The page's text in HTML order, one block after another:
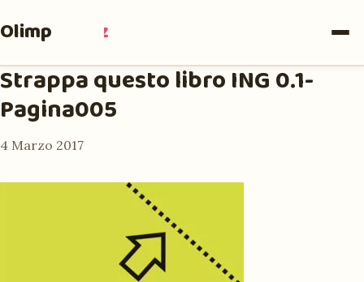
Olimpia Ruiz
Strappa questo libro ING 0.1-
Pagina005
4 Marzo 2017